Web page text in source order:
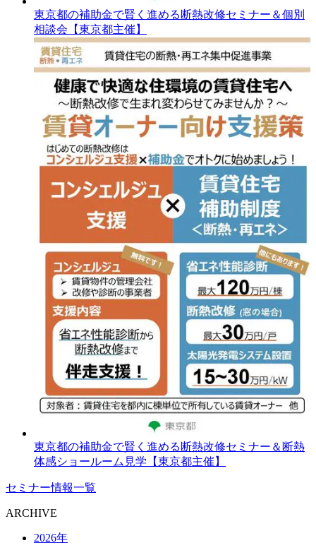
東京都の補助金で賢く進める断熱改修セミナー＆個別
相談会【東京都主催】
東京都の補助金で賢く進める断熱改修セミナー＆断熱
体感ショールーム見学【東京都主催】
セミナー情報一覧
ARCHIVE
2026年